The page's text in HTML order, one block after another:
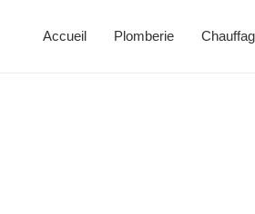
Accueil Plomberie